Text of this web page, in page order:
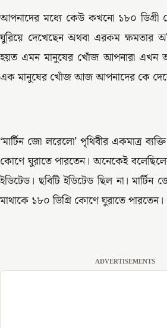
আপনাদের মধ্যে কেউ কখনো ১৮০ ডিগ্রী
ঘুরিয়ে দেখেছেন অথবা এরকম ক্ষমতার
হয়ত এমন মানুষের খোঁজ আপনারা এখন
এক মানুষের খোঁজ আজ আপনাদের কে
‘মার্টিন জো লরেলো’ পৃথিবীর একমাত্র
কোণে ঘুরাতে পারতেন। অনেকেই
ইডিটেড। ছবিটি ইডিটেড ছিল না।
মাথাকে ১৮০ ডিগ্রি কোণে ঘুরাতে পারতেন।
ADVERTISEMENTS